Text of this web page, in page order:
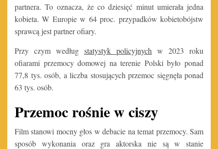
partnera. To oznacza, że co dziesięć minut umierała jedna
kobieta. W Europie w 64 proc. przypadków kobietobójstw
sprawcą jest partner ofiary.
Przy czym według statystyk policyjnych w 2023 roku
ofiarami przemocy domowej na terenie Polski było ponad
77,8 tys. osób, a liczba stosujących przemoc sięgnęła ponad
63 tys. osób.
Przemoc rośnie w ciszy
Film stanowi mocny głos w debacie na temat przemocy. Sam
sposób wykonania oraz gra aktorska nie są w stanie